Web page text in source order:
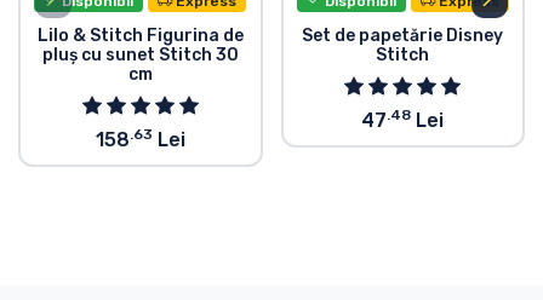
Lilo & Stitch Figurina de
pluș cu sunet Stitch 30
cm
158.63 Lei
Set de papetărie Disney
Stitch
47.48 Lei